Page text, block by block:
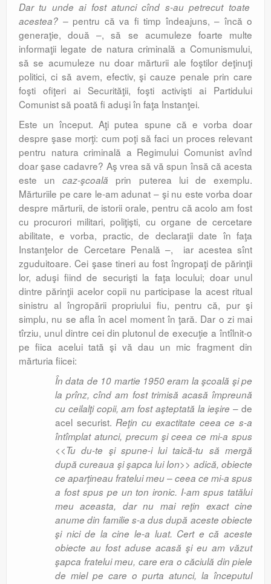
Dar tu unde ai fost atunci cînd s-au petrecut toate
acestea? –pentru că va fi timp îndeajuns, – încă o
generaţie, două –, să se acumuleze foarte multe
informaţii legate de natura criminală a Comunismului,
să se acumuleze nu doar mărturii ale foştilor deţinuţi
politici, ci să avem, efectiv, şi cauze penale prin care
foşti ofiţeri ai Securităţii, foşti activişti ai Partidului
Comunist să poată fi aduşi în faţa Instanţei.
Este un început. Aţi putea spune că e vorba doar
despre şase morţi: cum poţi să faci un proces relevant
pentru natura criminală a Regimului Comunist avînd
doar şase cadavre? Aş vrea să vă spun însă că acesta
este uncaz-şcoală prin puterea lui de exemplu.
Mărturiile pe care le-am adunat – şi nu este vorba doar
despre mărturii, de istorii orale, pentru că acolo am fost
cu procurori militari, poliţişti, cu organe de cercetare
abilitate, e vorba, practic, de declaraţii date în faţa
Instanţelor de Cercetare Penală –, iar acestea sînt
zguduitoare. Cei şase tineri au fost îngropaţi de părinţii
lor, aduşi fiind de securişti la faţa locului; doar unul
dintre părinţii acelor copii nu participase la acest ritual
sinistru al îngropării propriului fiu, pentru că, pur şi
simplu, nu se afla în acel moment în ţară. Dar o zi mai
tîrziu, unul dintre cei din plutonul de execuţie a întîlnit-o
pe fiica acelui tată şi vă dau un mic fragment din
mărturia fiicei:
În data de 10 martie 1950 eram la şcoală şi pe
la prînz, cînd am fost trimisă acasă împreună
cu ceilalţi copii, am fost aşteptată la ieşire– de
acel securist. Reţin cu exactitate ceea ce s-a
întîmplat atunci, precum şi ceea ce mi-a spus
<<Tu du-te şi spune-i lui taică-tu să mergă
după cureaua şi şapca lui Ion>> adică, obiecte
ce aparţineau fratelui meu – ceea ce mi-a spus
a fost spus pe un ton ironic. I-am spus tatălui
meu aceasta, dar nu mai reţin exact cine
anume din familie s-a dus după aceste obiecte
şi nici de la cine le-a luat. Cert e că aceste
obiecte au fost aduse acasă şi eu am văzut
şapca fratelui meu, care era o căciulă din piele
de miel pe care o purta atunci, la începutul